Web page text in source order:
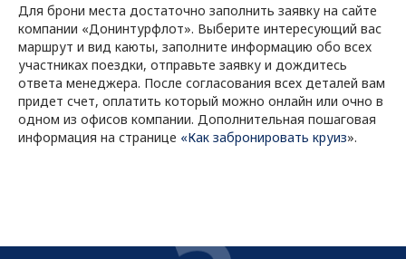
Для брони места достаточно заполнить заявку на сайте
компании «Донинтурфлот». Выберите интересующий вас
маршрут и вид каюты, заполните информацию обо всех
участниках поездки, отправьте заявку и дождитесь
ответа менеджера. После согласования всех деталей вам
придет счет, оплатить который можно онлайн или очно в
одном из офисов компании. Дополнительная пошаговая
информация на странице «Как забронировать круиз».